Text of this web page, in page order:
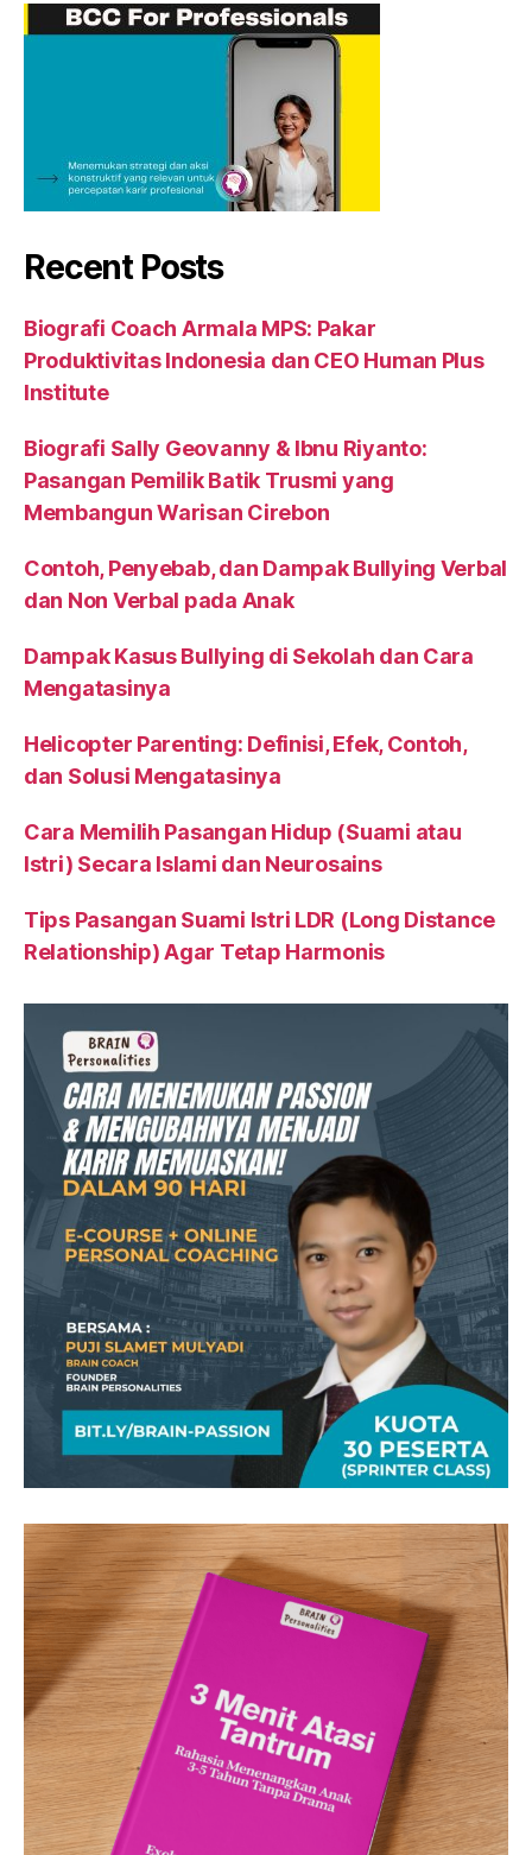
Recent Posts
Biografi Coach Armala MPS: Pakar
Produktivitas Indonesia dan CEO Human Plus
Institute
Biografi Sally Geovanny & Ibnu Riyanto:
Pasangan Pemilik Batik Trusmi yang
Membangun Warisan Cirebon
Contoh, Penyebab, dan Dampak Bullying Verbal
dan Non Verbal pada Anak
Dampak Kasus Bullying di Sekolah dan Cara
Mengatasinya
Helicopter Parenting: Definisi, Efek, Contoh,
dan Solusi Mengatasinya
Cara Memilih Pasangan Hidup (Suami atau
Istri) Secara Islami dan Neurosains
Tips Pasangan Suami Istri LDR (Long Distance
Relationship) Agar Tetap Harmonis